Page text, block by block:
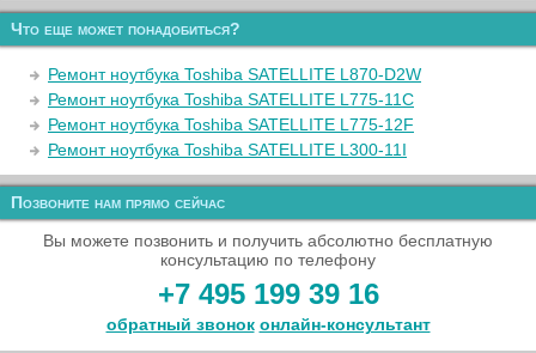
Что еще может понадобиться?
Ремонт ноутбука Toshiba SATELLITE L870-D2W
Ремонт ноутбука Toshiba SATELLITE L775-11C
Ремонт ноутбука Toshiba SATELLITE L775-12F
Ремонт ноутбука Toshiba SATELLITE L300-11I
Позвоните нам прямо сейчас
Вы можете позвонить и получить абсолютно бесплатную
консультацию по телефону
+7 495 199 39 16
обратный звонок онлайн‑консультант